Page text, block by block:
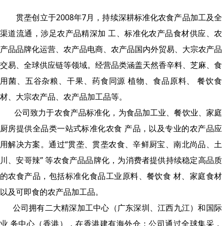
贯垄创立于2008年7月，持续深耕标准化农食产品加工及全
渠道流通，涉足农产品精深加 工、标准化农产品食材供应、农
产品品牌化运营、农产品电商、农产品国内外贸易、大宗农产品
交易、全球供应链等领域。经营品类涵盖天然香辛料、芝麻、食
用菌、五谷杂粮、干果、药食同源 植物、食品原料、 餐饮食
材、大宗农产品、农产品加工品等。
公司致力于农食产品标准化，为食品加工业、餐饮业、家庭
厨房提供全品类一站式标准化农食 产品，以及专业的农产品应
用解决方案。通过“贯垄、贯垄农食、辛鲜厨宝、南北尚品、土
川、安哥辣” 等农食产品品牌化，为消费者提供持续稳定高品质
的农食产品，包括标准化食品工业原料、餐饮食 材、家庭食材
以及可即食的农产品加工品。
公司拥有二大精深加工中心（广东深圳、江西九江）和国际
业 务中心（香港），在香港建有海外仓；公司通过全球集采，